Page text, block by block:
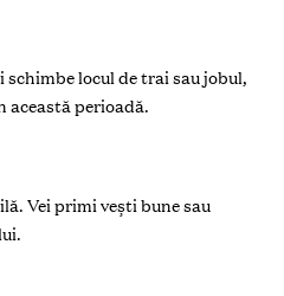
locul de trai sau jobul,
această perioadă.
Vei primi vești bune sau